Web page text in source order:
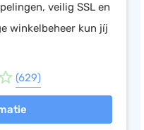
veilig SSL en
winkelbeheer kun jíj
(629)